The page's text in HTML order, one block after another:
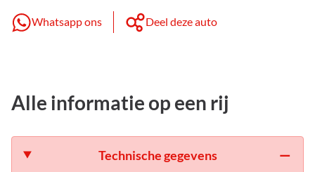
Whatsapp ons Deel deze auto
Alle informatie op een rij
Technische gegevens